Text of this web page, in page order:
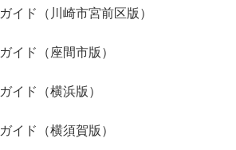
イド（川崎市宮前区版）
イド（座間市版）
イド（横浜版）
イド（横須賀版）